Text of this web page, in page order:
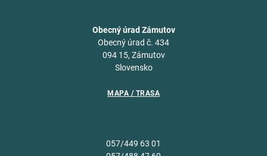
Obecný úrad Zámutov
Obecný úrad č. 434
094 15, Zámutov
Slovensko
MAPA / TRASA
057/449 63 01